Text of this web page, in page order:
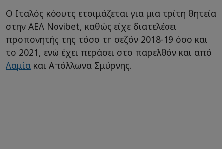
Ο Ιταλός κόουτς ετοιμάζεται για μια τρίτη θητεία
στην ΑΕΛ Novibet, καθώς είχε διατελέσει
προπονητής της τόσο τη σεζόν 2018-19 όσο και
το 2021, ενώ έχει περάσει στο παρελθόν και από
Λαμία και Απόλλωνα Σμύρνης.